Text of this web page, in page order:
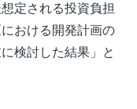
定される投資負担
おける開発計画の
検討した結果」と